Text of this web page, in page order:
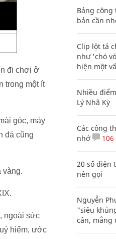
đi chơi ở
trong một ít
góc, máy
đá cũng
vàng.
ngoài sức
hiếm, ước
Bảng
bản cần
Clip lột tả
như 'chó
hiện một
Nhiều
Lý Nhã Kỳ
Các công
nhớ
106
20 số điện
nên gọi
Nguyễn
"siêu
cân, mắng